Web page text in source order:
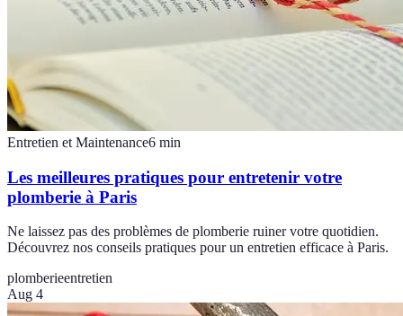
Entretien et Maintenance6 min
Les meilleures pratiques pour entretenir votre
plomberie à Paris
Ne laissez pas des problèmes de plomberie ruiner votre quotidien.
Découvrez nos conseils pratiques pour un entretien efficace à Paris.
plomberieentretien
Aug 4